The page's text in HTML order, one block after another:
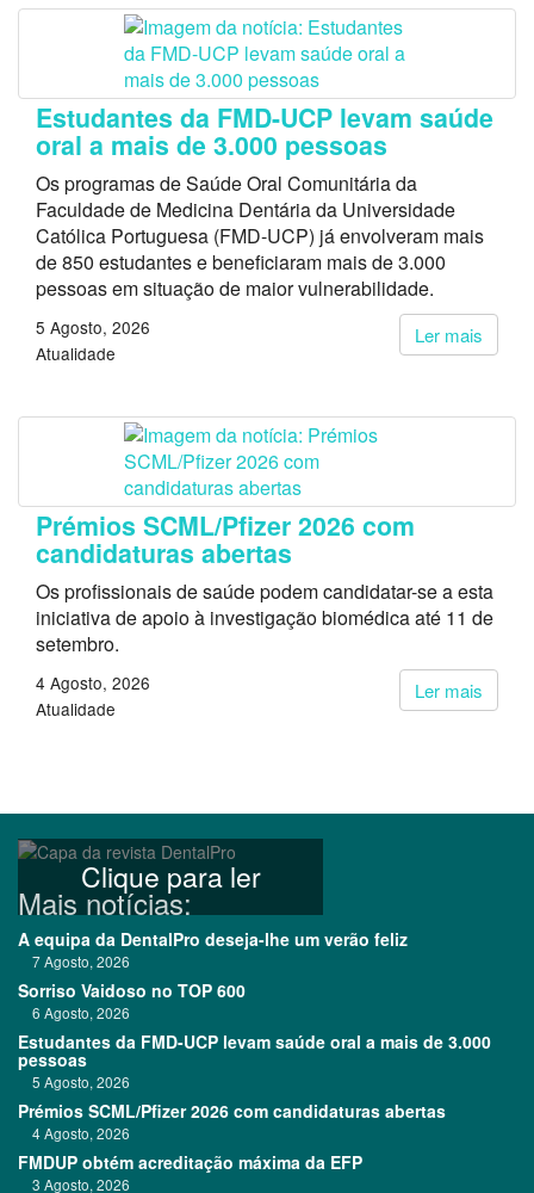
Estudantes da FMD-UCP levam saúde
oral a mais de 3.000 pessoas
Os programas de Saúde Oral Comunitária da
Faculdade de Medicina Dentária da Universidade
Católica Portuguesa (FMD-UCP) já envolveram mais
de 850 estudantes e beneficiaram mais de 3.000
pessoas em situação de maior vulnerabilidade.
Ler mais
5 Agosto, 2026
Atualidade
Prémios SCML/Pfizer 2026 com
candidaturas abertas
Os profissionais de saúde podem candidatar-se a esta
iniciativa de apoio à investigação biomédica até 11 de
setembro.
Ler mais
4 Agosto, 2026
Atualidade
Clique para ler
Mais notícias:
A equipa da DentalPro deseja-lhe um verão feliz
7 Agosto, 2026
Sorriso Vaidoso no TOP 600
6 Agosto, 2026
Estudantes da FMD-UCP levam saúde oral a mais de 3.000
pessoas
5 Agosto, 2026
Prémios SCML/Pfizer 2026 com candidaturas abertas
4 Agosto, 2026
FMDUP obtém acreditação máxima da EFP
3 Agosto, 2026